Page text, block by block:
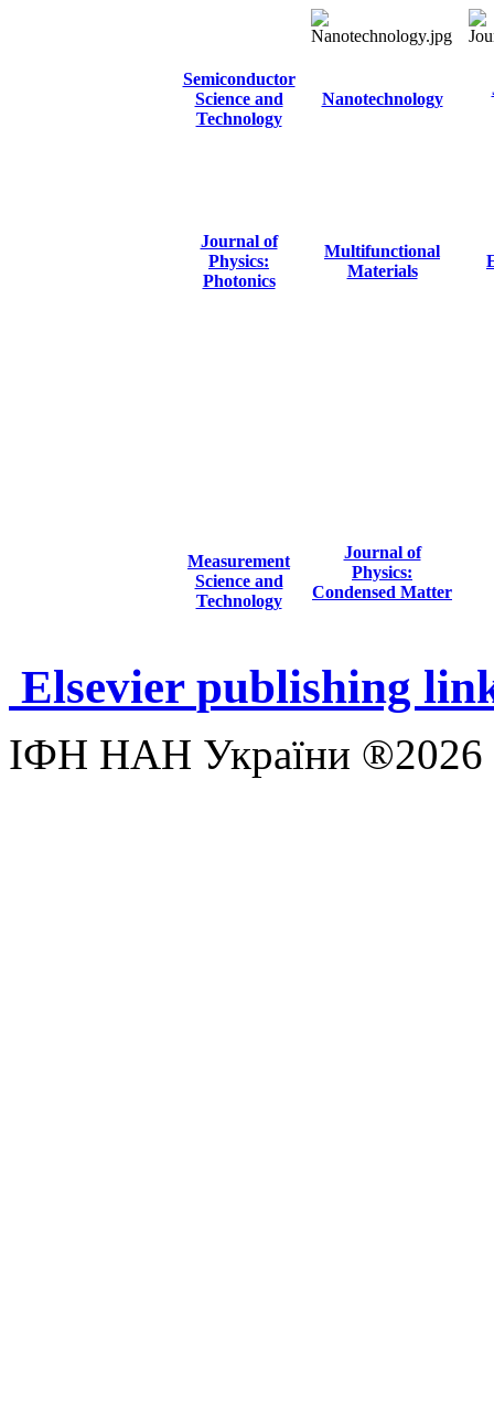
Semiconductor
Science and
Technology
Nanotechnology
Journal of
Physics:
Photonics
Multifunctional
Materials
Measurement
Science and
Technology
Journal of
Physics:
Condensed Matter
Elsevier publishing
ІФН НАН України ®2026